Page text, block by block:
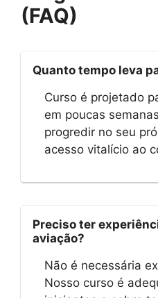
(FAQ)
Quanto tempo leva
Curso é projetado
em poucas
progredir no seu
acesso vitalício ao
Preciso ter
aviação?
Não é necessária
Nosso curso é